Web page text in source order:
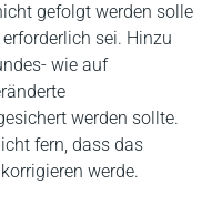
gefolgt werden solle
sei. Hinzu
wie auf
werden sollte.
fern, dass das
werde.